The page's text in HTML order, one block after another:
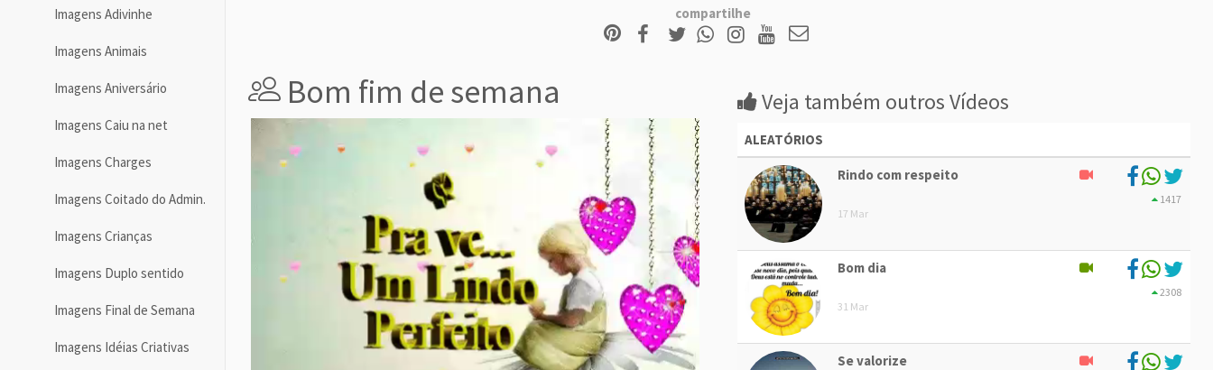
Imagens Adivinhe
Imagens Animais
Imagens Aniversário
Imagens Caiu na net
Imagens Charges
Imagens Coitado do Admin.
Imagens Crianças
Imagens Duplo sentido
Imagens Final de Semana
Imagens Idéias Criativas
compartilhe
Bom fim de semana Veja também outros Vídeos
ALEATÓRIOS
Rindo com respeito
17 Mar
1417
Bom dia
31 Mar
2308
Se valorize